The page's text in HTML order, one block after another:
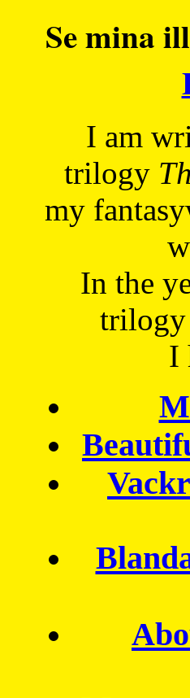
Se mina
I am
trilogy
my
In the
I